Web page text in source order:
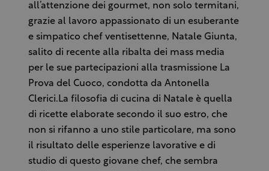
all’attenzione dei gourmet, non solo termitani,
grazie al lavoro appassionato di un esuberante
e simpatico chef ventisettenne, Natale Giunta,
salito di recente alla ribalta dei mass media
per le sue partecipazioni alla trasmissione La
Prova del Cuoco, condotta da Antonella
Clerici.La filosofia di cucina di Natale è quella
di ricette elaborate secondo il suo estro, che
non si rifanno a uno stile particolare, ma sono
il risultato delle esperienze lavorative e di
studio di questo giovane chef, che sembra